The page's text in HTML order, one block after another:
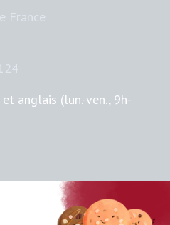
anglais (lun.-ven., 9h-
institute.com